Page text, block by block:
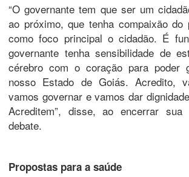
“O governante tem que ser um
ao próximo, que tenha compaixão do
como foco principal o cidadão. É
governante tenha sensibilidade de
cérebro com o coração para poder
nosso Estado de Goiás. Acredito,
vamos governar e vamos dar
Acreditem”, disse, ao encerrar sua
debate.
Propostas para a saúde